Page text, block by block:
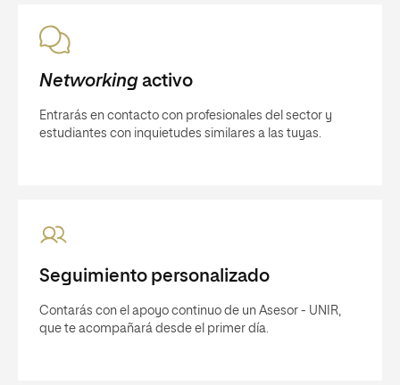
Networkingactivo
Entrarás en contacto con profesionales del sector y
estudiantes con inquietudes similares a las tuyas.
Seguimiento personalizado
Contarás con el apoyo continuo de un Asesor - UNIR,
que te acompañará desde el primer día.